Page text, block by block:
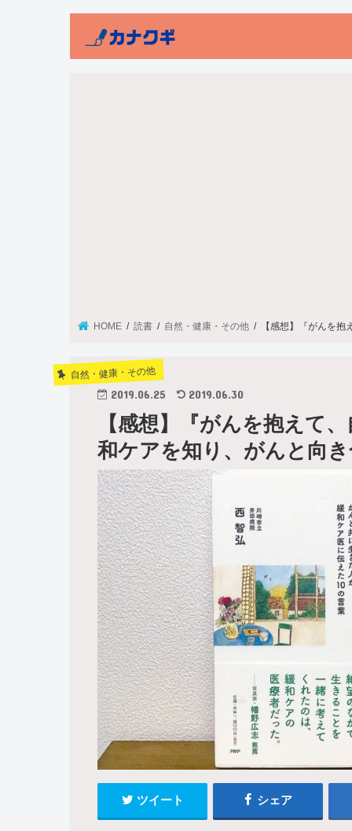
HOME 読書 自然・健康・その他 【感想】『がんを
自然・健康・その他
2019.06.25 2019.06.30
【感想】『がんを抱えて
和ケアを知り、がんと向
ツイート シェア